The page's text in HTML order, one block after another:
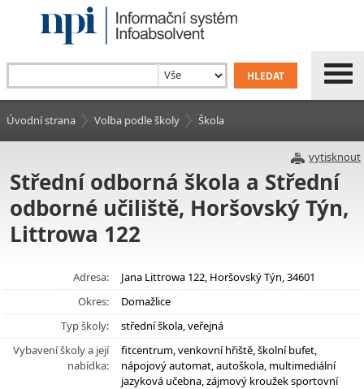
Úvodní strana Volba podle školy Škola
vytisknout
Střední odborná škola a Střední
odborné učiliště, Horšovský Týn,
Littrowa 122
Adresa:
Jana Littrowa 122, Horšovský Týn, 34601
Okres:
Domažlice
Typ školy:
střední škola, veřejná
Vybavení školy a její
nabídka:
fitcentrum, venkovní hřiště, školní bufet,
nápojový automat, autoškola, multimediální
jazyková učebna, zájmový kroužek sportovní